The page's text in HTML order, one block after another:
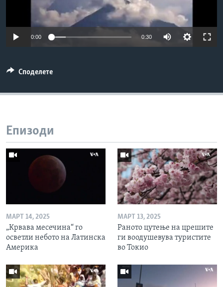
ИНТЕРВЈУА
0:00 0:30
Споделете
Епизоди
МАРТ 14, 2025
„Крвава месечина“ го
осветли небото на Латинска
Америка
МАРТ 13, 2025
Раното цутење на црешите
ги воодушевува туристите
во Токио